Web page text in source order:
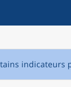
indicateurs